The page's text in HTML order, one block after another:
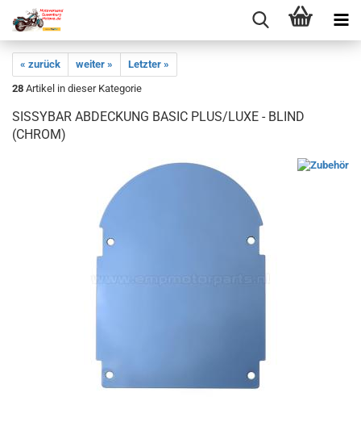
« zurück weiter »
Letzter »
28 Artikel in dieser Kategorie
SISSYBAR ABDECKUNG BASIC PLUS/LUXE - BLIND
(CHROM)